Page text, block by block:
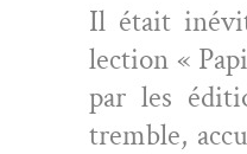
Il était
lec­tion «
par les
trem­ble,